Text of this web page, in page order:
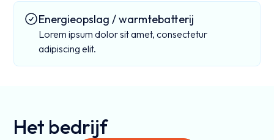
Energieopslag / warmtebatterij
Lorem ipsum dolor sit amet, consectetur
adipiscing elit.
Het bedrijf